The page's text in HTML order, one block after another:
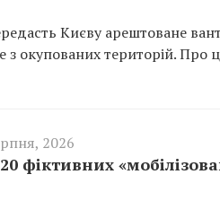
Києву арештоване
з окупованих територій. Про
2026
фіктивних